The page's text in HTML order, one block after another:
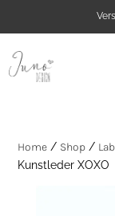
Home / Shop /
Kunstleder XOXO